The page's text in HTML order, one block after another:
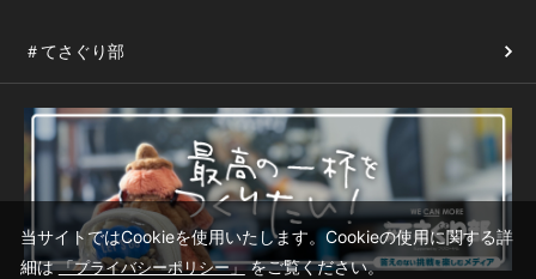
＃てさぐり部
当サイトではCookieを使用いたします。Cookieの使用に関する詳
細は「プライバシーポリシー」 をご覧ください。